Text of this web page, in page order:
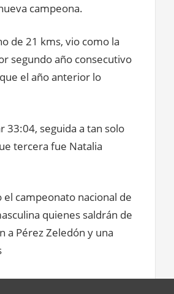
campeona.
de 21 kms, vio como la
segundo año consecutivo
el año anterior lo
33:04, seguida a tan solo
tercera fue Natalia
campeonato nacional de
quienes saldrán de
a Pérez Zeledón y una